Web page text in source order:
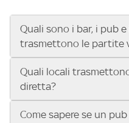
Quali sono i bar, i pub
trasmettono le partite
Se cerchi un bar, pub,
vedere le partite di Serie A
UEFA Champions League,
Conference League, il
Quali locali
diretta?
Vuoi sapere quali bar, pub
Come sapere se un